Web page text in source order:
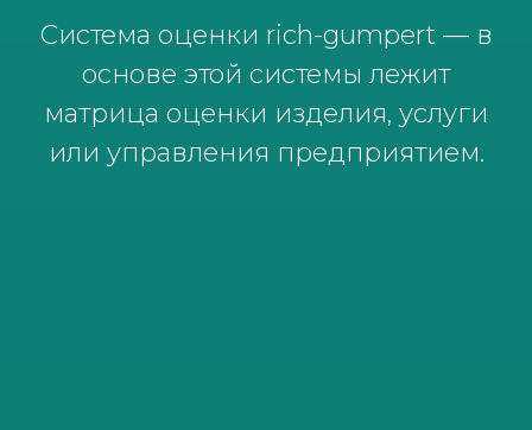
Система оценки rich-gumpert — в
основе этой системы лежит
матрица оценки изделия, услуги
или управления предприятием.